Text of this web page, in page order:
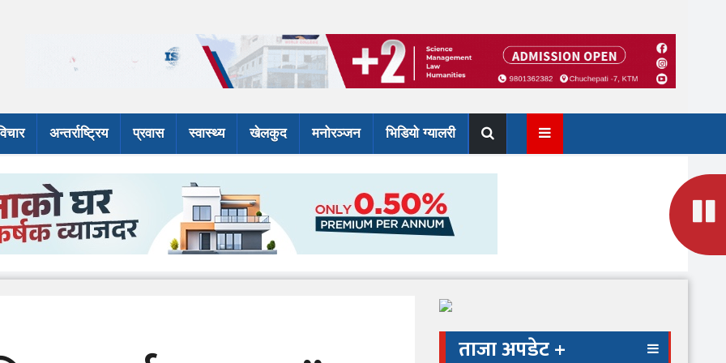
अन्तर्राष्ट्रिय प्रवास स्वास्थ्य खेलकुद मनोरञ्जन भिडियो ग्यालरी
ताजा अपडेट +